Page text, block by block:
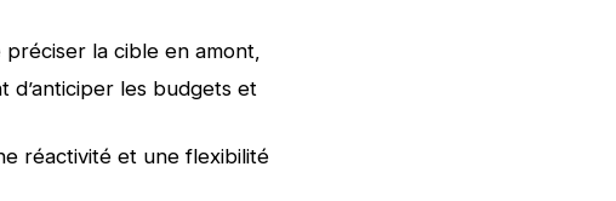
la cible en amont,
d’anticiper les budgets et
réactivité et une flexibilité